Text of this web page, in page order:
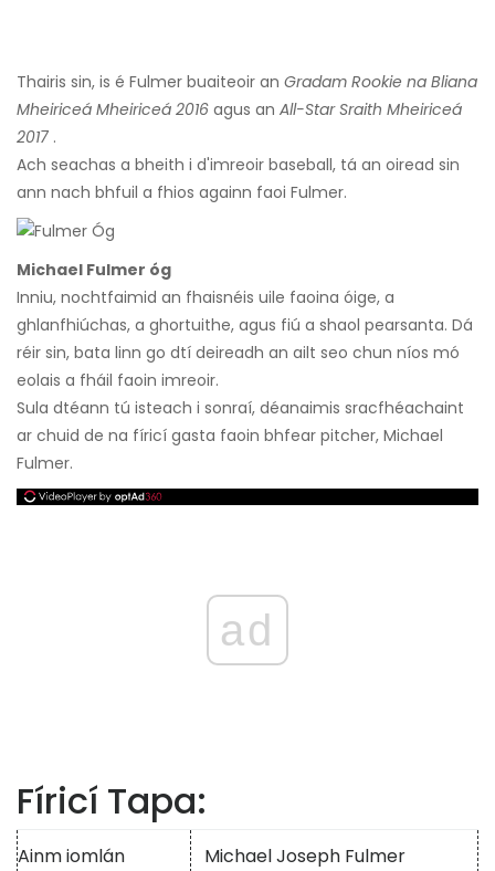
Thairis sin, is é Fulmer buaiteoir an Gradam Rookie na Bliana
Mheiriceá Mheiriceá 2016 agus an All-Star Sraith Mheiriceá
2017 .
Ach seachas a bheith i d'imreoir baseball, tá an oiread sin
ann nach bhfuil a fhios againn faoi Fulmer.
Michael Fulmer óg
Inniu, nochtfaimid an fhaisnéis uile faoina óige, a
ghlanfhiúchas, a ghortuithe, agus fiú a shaol pearsanta. Dá
réir sin, bata linn go dtí deireadh an ailt seo chun níos mó
eolais a fháil faoin imreoir.
Sula dtéann tú isteach i sonraí, déanaimis sracfhéachaint
ar chuid de na fíricí gasta faoin bhfear pitcher, Michael
Fulmer.
ad
Fíricí Tapa:
Ainm iomlán Michael Joseph Fulmer